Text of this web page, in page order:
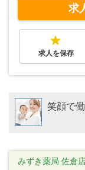
求
求人を保存
笑顔で
みずき薬局 佐倉